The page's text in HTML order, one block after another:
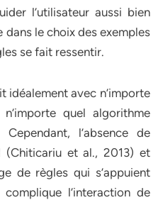
l’utilisateur aussi bien
dans le choix des exemples
se fait ressentir.
idéalement avec n’importe
quel algorithme
l’absence de
(Chiticariu et al., 2013) et
de règles qui s’appuient
l’interaction de